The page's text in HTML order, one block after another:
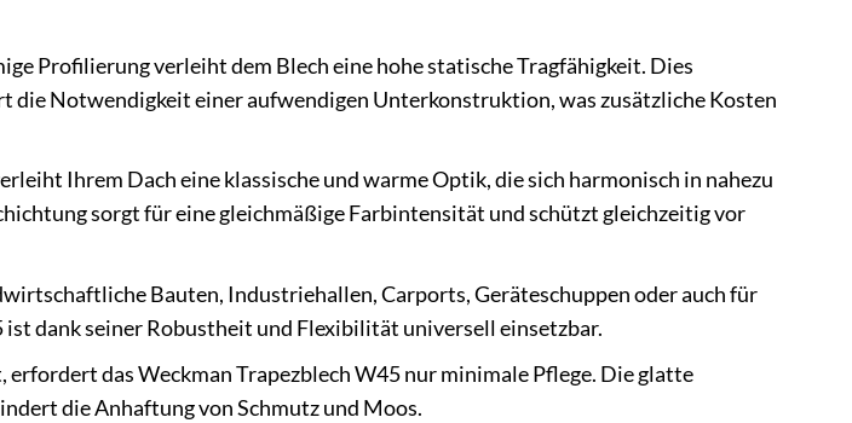
Profilierung verleiht dem Blech eine hohe statische Tragfähigkeit. Dies
die Notwendigkeit einer aufwendigen Unterkonstruktion, was zusätzliche Kosten
Ihrem Dach eine klassische und warme Optik, die sich harmonisch in nahezu
sorgt für eine gleichmäßige Farbintensität und schützt gleichzeitig vor
Bauten, Industriehallen, Carports, Geräteschuppen oder auch für
ist dank seiner Robustheit und Flexibilität universell einsetzbar.
erfordert das Weckman Trapezblech W45 nur minimale Pflege. Die glatte
die Anhaftung von Schmutz und Moos.